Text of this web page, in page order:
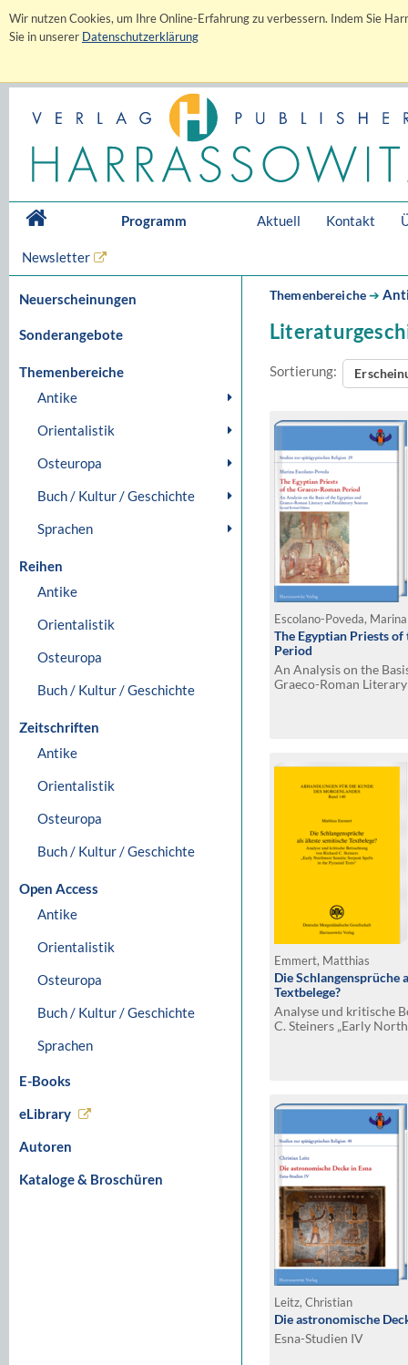
Wir nutzen Cookies, um Ihre Online-Erfahrung zu verbessern. Indem Sie
Sie in unserer Datenschutzerklärung
Programm Aktuell Kontakt
Newsletter
Neuerscheinungen
Sonderangebote
Themenbereiche
Antike
Orientalistik
Osteuropa
Buch / Kultur / Geschichte
Sprachen
Reihen
Antike
Orientalistik
Osteuropa
Buch / Kultur / Geschichte
Zeitschriften
Antike
Orientalistik
Osteuropa
Buch / Kultur / Geschichte
Open Access
Antike
Orientalistik
Osteuropa
Buch / Kultur / Geschichte
Sprachen
E-Books
eLibrary
Autoren
Kataloge & Broschüren
Themenbereiche➔
Sortierung:
Escolano-Poveda,
The Egyptian Priests
Period
An Analysis on the
Graeco-Roman
Emmert, Matthias
Die Schlangensprüche
Textbelege?
Analyse und kritische
C. Steiners „Early
Leitz, Christian
Die astronomische
Esna-Studien IV